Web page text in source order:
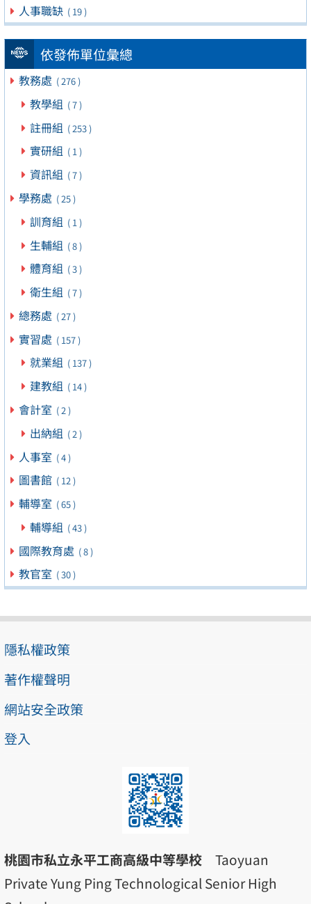
人事職缺 ( 19 )
依發佈單位彙總
教務處 ( 276 )
教學組 ( 7 )
註冊組 ( 253 )
實研組 ( 1 )
資訊組 ( 7 )
學務處 ( 25 )
訓育組 ( 1 )
生輔組 ( 8 )
體育組 ( 3 )
衛生組 ( 7 )
總務處 ( 27 )
實習處 ( 157 )
就業組 ( 137 )
建教組 ( 14 )
會計室 ( 2 )
出納組 ( 2 )
人事室 ( 4 )
圖書館 ( 12 )
輔導室 ( 65 )
輔導組 ( 43 )
國際教育處 ( 8 )
教官室 ( 30 )
隱私權政策
著作權聲明
網站安全政策
登入
桃園市私立永平工商高級中等學校 Taoyuan
Private Yung Ping Technological Senior High